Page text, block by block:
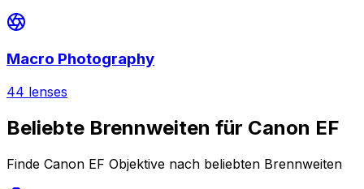
Macro Photography
44 lenses
Beliebte Brennweiten für Canon EF
Finde Canon EF Objektive nach beliebten Brennweiten